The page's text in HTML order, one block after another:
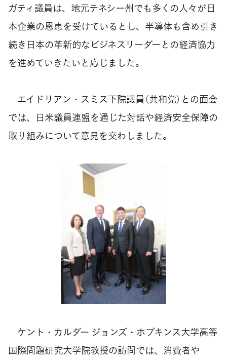
ガティ議員は、地元テネシー州でも多くの人々が日
本企業の恩恵を受けているとし、半導体も含め引き
続き日本の革新的なビジネスリーダーとの経済協力
を進めていきたいと応じました。
エイドリアン・スミス下院議員（共和党）との面会
では、日米議員連盟を通じた対話や経済安全保障の
取り組みについて意見を交わしました。
ケント・カルダー ジョンズ・ホプキンス大学高等
国際問題研究大学院教授の訪問では、消費者や